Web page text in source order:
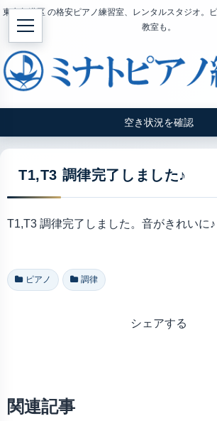
東京都港区 の格安ピアノ練習室、レンタルスタジオ。
教室も。
空き状況を確認
T1,T3 調律完了しました♪
T1,T3 調律完了しました。音がきれいに♪
ピアノ 調律
シェアする
関連記事